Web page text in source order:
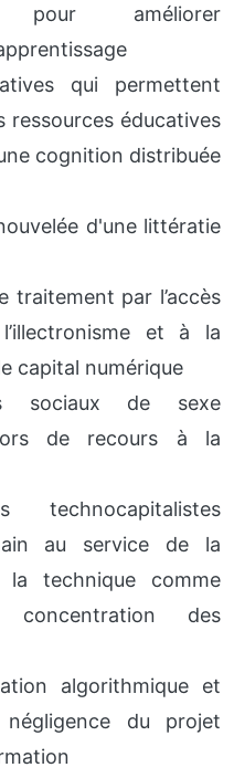
pour améliorer
qui permettent
ressources éducatives
cognition distribuée
d'une littératie
traitement par l’accès
et à la
capital numérique
sociaux de sexe
de recours à la
technocapitalistes
au service de la
la technique comme
des
algorithmique et
du projet